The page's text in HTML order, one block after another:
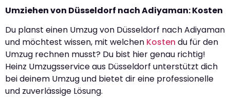
Umziehen von Düsseldorf nach Adiyaman: Kosten
Du planst einen Umzug von Düsseldorf nach Adiyaman
und möchtest wissen, mit welchen Kosten du für den
Umzug rechnen musst? Du bist hier genau richtig!
Heinz Umzugsservice aus Düsseldorf unterstützt dich
bei deinem Umzug und bietet dir eine professionelle
und zuverlässige Lösung.